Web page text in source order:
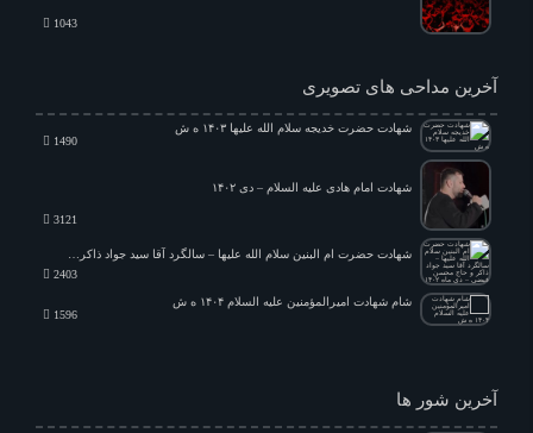
1043
4777
آخرین مداحی های تصویری
شهادت حضرت خدیجه سلام الله علیها ۱۴۰۳ ه ش
1490
شهادت امام هادی علیه السلام – دی ۱۴۰۲
3121
شهادت حضرت ام البنین سلام الله علیها – سالگرد آقا سید جواد ذاکر و حاج محسن فیضی – دی ماه ۱۴۰۲
2403
شام شهادت امیرالمؤمنین علیه السلام ۱۴۰۴ ه ش
1596
آخرین شور ها